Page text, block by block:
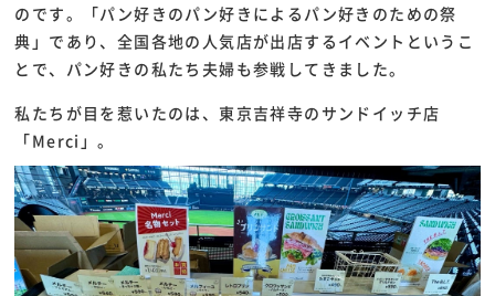
のです。「パン好きのパン好きによるパン好きのための祭
典」であり、全国各地の人気店が出店するイベントというこ
とで、パン好きの私たち夫婦も参戦してきました。
私たちが目を惹いたのは、東京吉祥寺のサンドイッチ店
「Merci」。